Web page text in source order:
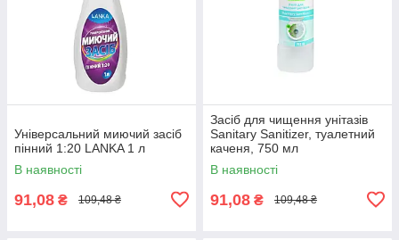
Універсальний миючий засіб
пінний 1:20 LANKA 1 л
В наявності
91,08 ₴ 109,48 ₴
Засіб для чищення унітазів
Sanitary Sanitizer, туалетний
каченя, 750 мл
В наявності
91,08 ₴ 109,48 ₴